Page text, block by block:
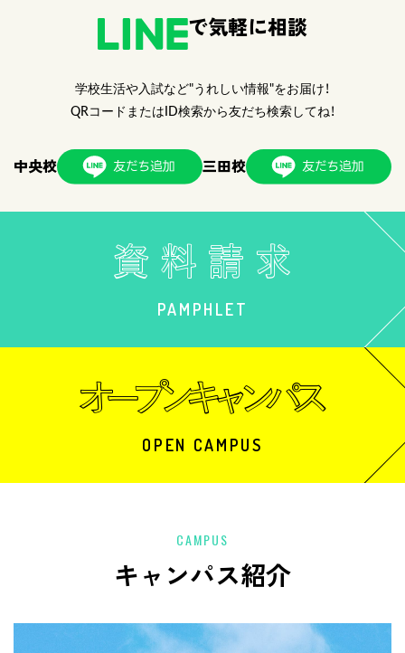
で気軽に相談
学校生活や入試など"うれしい情報"をお届け！
QRコードまたはID検索から友だち検索してね！
中央校 三田校
PAMPHLET
OPEN CAMPUS
CAMPUS
キャンパス紹介